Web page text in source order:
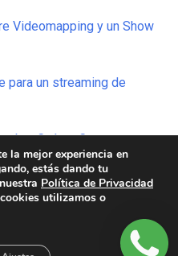
Videomapping y un Show
para un streaming de
Cuánto Cuesta un
la mejor experiencia en
estás dando tu
Política de Privacidad
utilizamos o